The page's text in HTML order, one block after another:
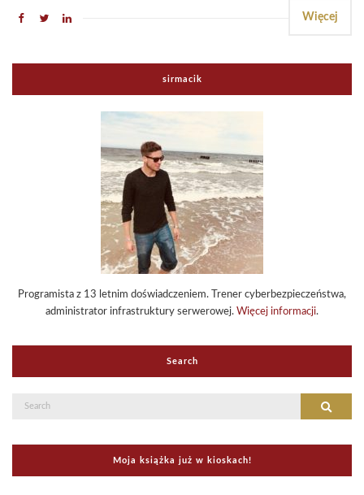
Więcej
sirmacik
Programista z 13 letnim doświadczeniem. Trener cyberbezpieczeństwa,
administrator infrastruktury serwerowej. Więcej informacji.
Search
Search
Moja książka już w kioskach!